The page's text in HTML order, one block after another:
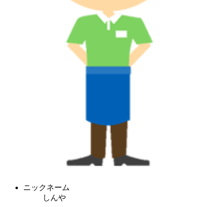
ニックネーム
しんや